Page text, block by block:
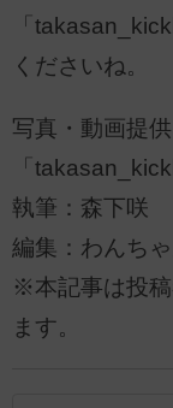
「
くださいね。
写真・動画提
「
執筆：森下咲
編集：わんち
※本記事は投
ます。